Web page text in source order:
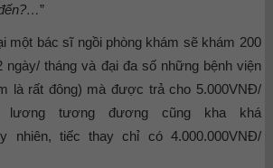
”
một bác sĩ ngồi phòng khám sẽ khám 200
ngày/ tháng và đại đa số những bệnh viện
là rất đông) mà được trả cho 5.000VNĐ/
tương đương cũng kha khá
nhiên, tiếc thay chỉ có 4.000.000VNĐ/